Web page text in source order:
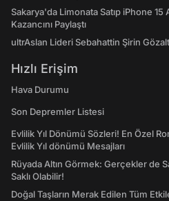
Sakarya'da Limonata Satıp iPhone
Kazancını Paylaştı
ultrAslan Lideri Sebahattin Şirin
Hızlı Erişim
Hava Durumu
Son Depremler Listesi
Evlilik Yıl Dönümü Sözleri! En Özel
Evlilik Yıl dönümü Mesajları
Rüyada Altın Görmek: Gerçekler de
Saklı Olabilir!
Doğal Taşların Merak Edilen Tüm